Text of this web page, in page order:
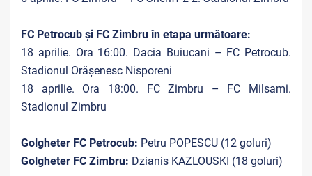
FC Petrocub și FC Zimbru în etapa următoare:
18 aprilie. Ora 16:00. Dacia Buiucani – FC Petrocub.
Stadionul Orășenesc Nisporeni
18 aprilie. Ora 18:00. FC Zimbru – FC Milsami.
Stadionul Zimbru
Golgheter FC Petrocub: Petru POPESCU (12 goluri)
Golgheter FC Zimbru: Dzianis KAZLOUSKI (18 goluri)